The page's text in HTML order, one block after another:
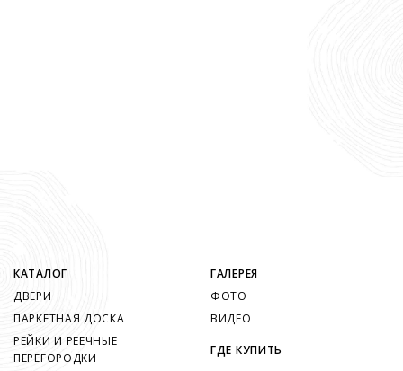
КАТАЛОГ
ДВЕРИ
ПАРКЕТНАЯ ДОСКА
РЕЙКИ И РЕЕЧНЫЕ
ПЕРЕГОРОДКИ
ГАЛЕРЕЯ
ФОТО
ВИДЕО
ГДЕ КУПИТЬ